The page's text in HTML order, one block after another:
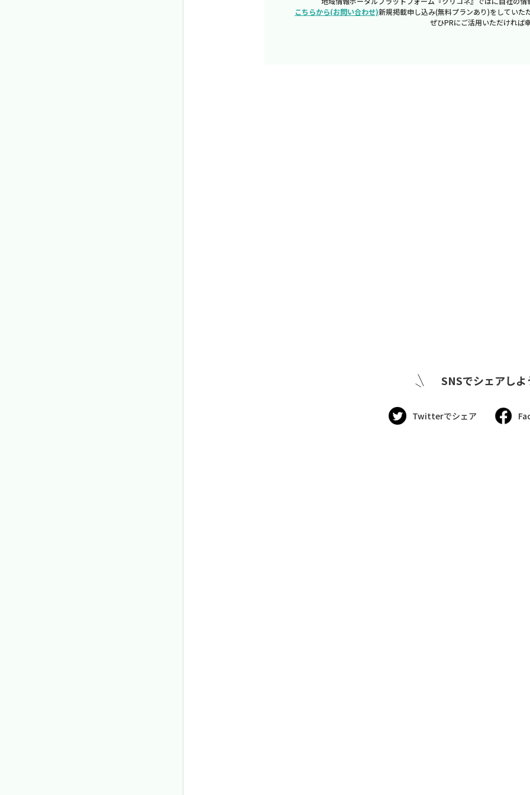
こちらから(お問い合わせ)新規掲載申し込み(無料プランあり)をしていた
ぜひPRにご活用いただければ幸
SNSでシェアしよ
Twitterでシェア